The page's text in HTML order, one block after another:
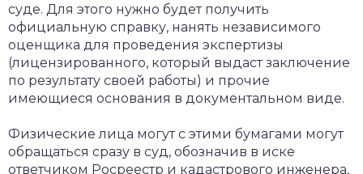
суде. Для этого нужно будет получить
официальную справку, нанять независимого
оценщика для проведения экспертизы
(лицензированного, который выдаст заключение
по результату своей работы) и прочие
имеющиеся основания в документальном виде.
Физические лица могут с этими бумагами могут
обращаться сразу в суд, обозначив в иске
ответчиком Росреестр и кадастрового инженера,